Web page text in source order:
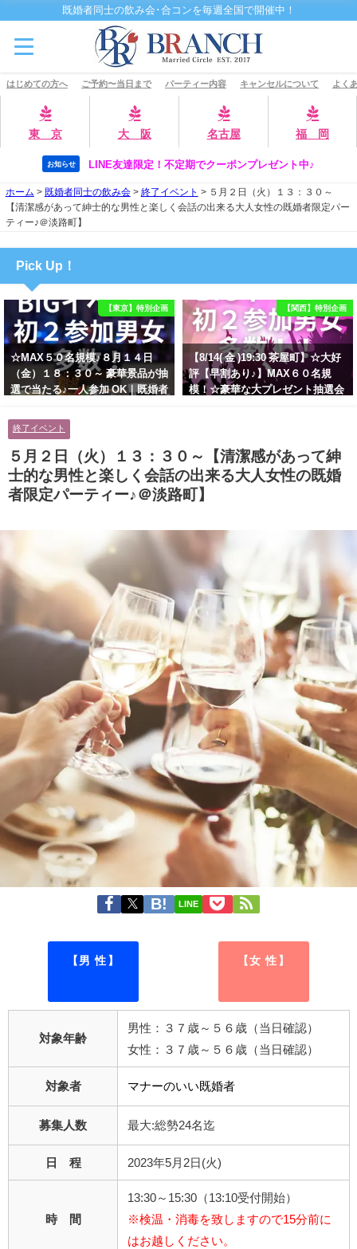
既婚者同士の飲み会･合コンを毎週全国で開催中！
はじめての方へ ご予約〜当日まで パーティー内容 キャンセルについて よく
東 京 大 阪 名古屋 福 岡
お知らせ LINE友達限定！不定期でクーポンプレゼント中♪
ホーム > 既婚者同士の飲み会> 終了イベント > ５月２日（火）１３：３０～
【清潔感があって紳士的な男性と楽しく会話の出来る大人女性の既婚者限定パー
ティー♪＠淡路町】
Pick Up！
【東京】特別企画
☆MAX５０名規模♪８月１４日
（金）１８：３０～ 豪華景品が抽
選で当たる♪一人参加 OK｜既婚者
に余裕のある健康的なオシャレ男
性と美容好きで優しさのある大人
女性の既婚者限定ビッグパーティ
ー♪＠池袋】
【関西】特別企画
【8/14( 金 )19:30 茶屋町】☆大好
評【早割あり♪】MAX６０名規
模！☆豪華な大プレゼント抽選会
ティー♪＠茶屋町】
終了イベント
５月２日（火）１３：３０～【清潔感があって紳
士的な男性と楽しく会話の出来る大人女性の既婚
者限定パーティー♪＠淡路町】
LINE
【男 性】 【女 性】
対象年齢
男性：３７歳～５６歳（当日確認）
女性：３７歳～５６歳（当日確認）
対象者 マナーのいい既婚者
募集人数 最大:総勢24名迄
日 程 2023年5月2日(火)
時 間
13:30～15:30（13:10受付開始）
※検温・消毒を致しますので15分前に
はお越しください。